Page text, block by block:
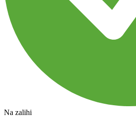
Na zalihi